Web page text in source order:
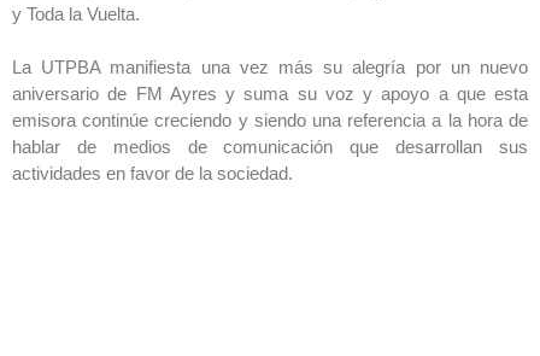
y Toda la Vuelta.
La UTPBA manifiesta una vez más su alegría por un nuevo
aniversario de FM Ayres y suma su voz y apoyo a que esta
emisora continúe creciendo y siendo una referencia a la hora de
hablar de medios de comunicación que desarrollan sus
actividades en favor de la sociedad.